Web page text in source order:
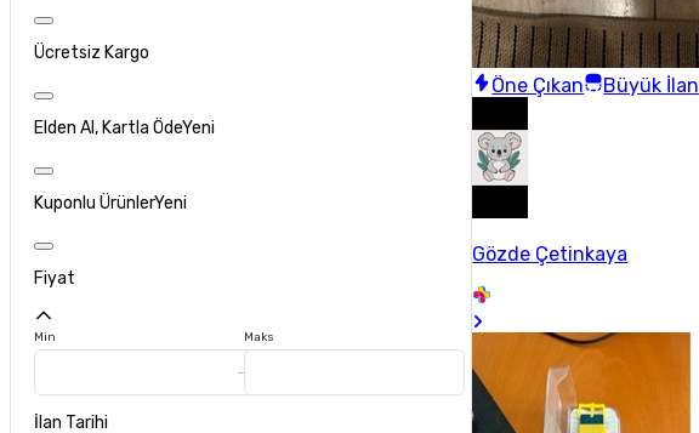
Ücretsiz Kargo
Elden Al, Kartla ÖdeYeni
Kuponlu ÜrünlerYeni
Fiyat
Min Maks
İlan Tarihi
Öne Çıkan Büyük İlan
Gözde Çetinkaya